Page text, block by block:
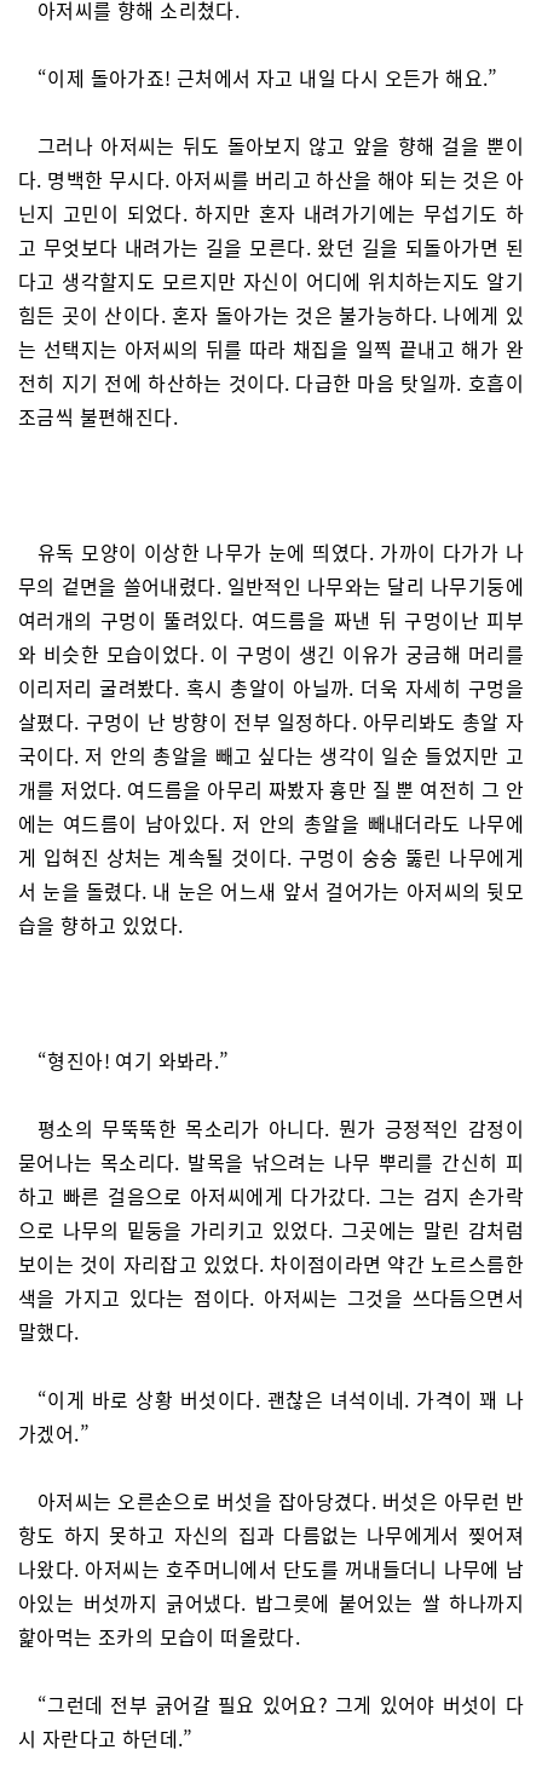
아저씨를 향해 소리쳤다.
“이제 돌아가죠! 근처에서 자고 내일 다시 오든가 해요.”
그러나 아저씨는 뒤도 돌아보지 않고 앞을 향해 걸을 뿐이
다. 명백한 무시다. 아저씨를 버리고 하산을 해야 되는 것은 아
닌지 고민이 되었다. 하지만 혼자 내려가기에는 무섭기도 하
고 무엇보다 내려가는 길을 모른다. 왔던 길을 되돌아가면 된
다고 생각할지도 모르지만 자신이 어디에 위치하는지도 알기
힘든 곳이 산이다. 혼자 돌아가는 것은 불가능하다. 나에게 있
는 선택지는 아저씨의 뒤를 따라 채집을 일찍 끝내고 해가 완
전히 지기 전에 하산하는 것이다. 다급한 마음 탓일까. 호흡이
조금씩 불편해진다.
유독 모양이 이상한 나무가 눈에 띄였다. 가까이 다가가 나
무의 겉면을 쓸어내렸다. 일반적인 나무와는 달리 나무기둥에
여러개의 구멍이 뚤려있다. 여드름을 짜낸 뒤 구멍이난 피부
와 비슷한 모습이었다. 이 구멍이 생긴 이유가 궁금해 머리를
이리저리 굴려봤다. 혹시 총알이 아닐까. 더욱 자세히 구멍을
살폈다. 구멍이 난 방향이 전부 일정하다. 아무리봐도 총알 자
국이다. 저 안의 총알을 빼고 싶다는 생각이 일순 들었지만 고
개를 저었다. 여드름을 아무리 짜봤자 흉만 질 뿐 여전히 그 안
에는 여드름이 남아있다. 저 안의 총알을 빼내더라도 나무에
게 입혀진 상처는 계속될 것이다. 구멍이 숭숭 뚫린 나무에게
서 눈을 돌렸다. 내 눈은 어느새 앞서 걸어가는 아저씨의 뒷모
습을 향하고 있었다.
“형진아! 여기 와봐라.”
평소의 무뚝뚝한 목소리가 아니다. 뭔가 긍정적인 감정이
묻어나는 목소리다. 발목을 낚으려는 나무 뿌리를 간신히 피
하고 빠른 걸음으로 아저씨에게 다가갔다. 그는 검지 손가락
으로 나무의 밑둥을 가리키고 있었다. 그곳에는 말린 감처럼
보이는 것이 자리잡고 있었다. 차이점이라면 약간 노르스름한
색을 가지고 있다는 점이다. 아저씨는 그것을 쓰다듬으면서
말했다.
“이게 바로 상황 버섯이다. 괜찮은 녀석이네. 가격이 꽤 나
가겠어.”
아저씨는 오른손으로 버섯을 잡아당겼다. 버섯은 아무런 반
항도 하지 못하고 자신의 집과 다름없는 나무에게서 찢어져
나왔다. 아저씨는 호주머니에서 단도를 꺼내들더니 나무에 남
아있는 버섯까지 긁어냈다. 밥그릇에 붙어있는 쌀 하나까지
핥아먹는 조카의 모습이 떠올랐다.
“그런데 전부 긁어갈 필요 있어요? 그게 있어야 버섯이 다
시 자란다고 하던데.”